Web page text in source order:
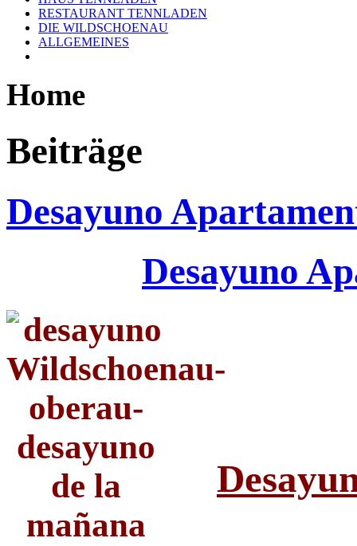
RESTAURANT TENNLADEN
DIE WILDSCHOENAU
ALLGEMEINES
Home
Beiträge
Desayuno
Desayuno